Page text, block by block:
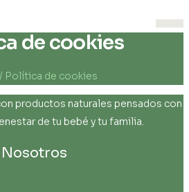
de cookies
/ Política de cookies
productos naturales pensados con
de tu bebé y tu familia.
Nosotros